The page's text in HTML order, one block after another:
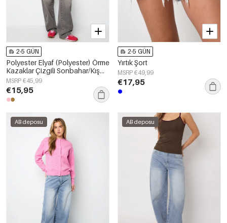
2-5 GÜN
Polyester Elyaf (Polyester) Örme
Kazaklar Çizgili Sonbahar/Kış
Giysileri
MSRP €45,99
€15,95
2-5 GÜN
Yırtık Şort
MSRP €49,99
€17,95
AB deposu AB deposu